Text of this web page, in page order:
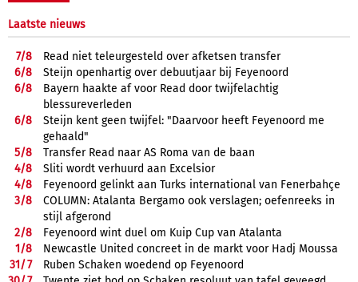
Laatste nieuws
7/8
Read niet teleurgesteld over afketsen transfer
6/8
Steijn openhartig over debuutjaar bij Feyenoord
6/8
Bayern haakte af voor Read door twijfelachtig
blessureverleden
6/8
Steijn kent geen twijfel: "Daarvoor heeft Feyenoord me
gehaald"
5/8
Transfer Read naar AS Roma van de baan
4/8
Sliti wordt verhuurd aan Excelsior
4/8
Feyenoord gelinkt aan Turks international van Fenerbahçe
3/8
COLUMN: Atalanta Bergamo ook verslagen; oefenreeks in
stijl afgerond
2/8
Feyenoord wint duel om Kuip Cup van Atalanta
1/8
Newcastle United concreet in de markt voor Hadj Moussa
31/7
Ruben Schaken woedend op Feyenoord